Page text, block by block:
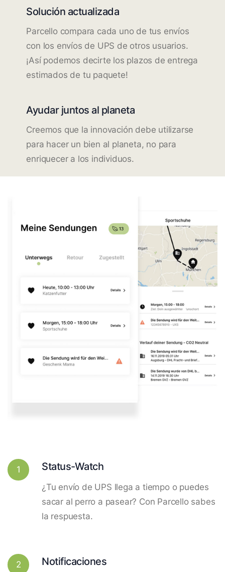
Solución actualizada
Parcello compara cada uno de tus envíos
con los envíos de UPS de otros usuarios.
¡Así podemos decirte los plazos de entrega
estimados de tu paquete!
Ayudar juntos al planeta
Creemos que la innovación debe utilizarse
para hacer un bien al planeta, no para
enriquecer a los individuos.
1 Status-Watch
¿Tu envío de UPS llega a tiempo o puedes
sacar al perro a pasear? Con Parcello sabes
la respuesta.
2 Notificaciones